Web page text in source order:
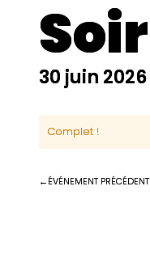
Soir
30 juin 2026
Complet !
ÉVÉNEMENT PRÉCÉDENT